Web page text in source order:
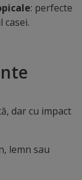
: perfecte
dar cu impact
lemn sau